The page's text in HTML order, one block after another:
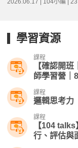
2026.06.17 | 104小編 |
學習資源
課程
【確認開
師學習營｜
課程
邏輯思考力
課程
【104
行、評估與